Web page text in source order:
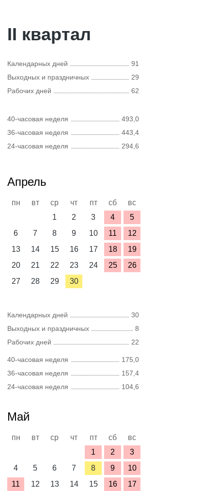
II квартал
Календарных дней
91
Выходных и праздничных
29
Рабочих дней
62
40-часовая неделя
493,0
36-часовая неделя
443,4
24-часовая неделя
294,6
Апрель
пн вт ср чт пт сб
вс
1
2 3 4
5
6
7 8 9 10 11
12
13
14 15 16 17 18
19
20
21 22 23 24 25
26
27
28 29 30
Календарных дней
30
Выходных и праздничных
8
Рабочих дней
22
40-часовая неделя
175,0
36-часовая неделя
157,4
24-часовая неделя
104,6
Май
пн вт ср чт пт сб
вс
1
2
3
4
5 6 7 8 9
10
11
12 13 14 15 16
17